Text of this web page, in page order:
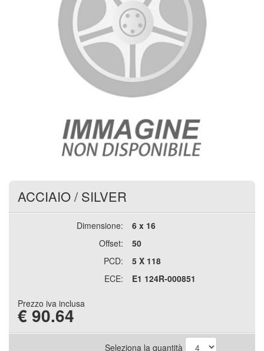
ACCIAIO/ SILVER
Dimensione:
6 x 16
Offset:
50
PCD:
5 X 118
ECE:
E1 124R-000851
Prezzo iva inclusa
€ 90.64
Seleziona la quantità